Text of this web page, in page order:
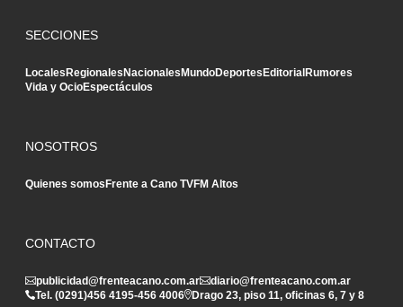
SECCIONES
Locales Regionales Nacionales MundoDeportes Editorial Rumores
Vida y OcioEspectáculos
NOSOTROS
Quienes somos Frente a Cano TVFM Altos
CONTACTO
publicidad@frenteacano.com.ar
diario@frenteacano.com.ar
Tel. (0291)456 4195-456 4006 Drago 23, piso 11, oficinas 6, 7 y 8